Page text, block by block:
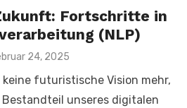
Fortschritte in
(NLP)
24, 2025
futuristische Vision mehr,
unseres digitalen